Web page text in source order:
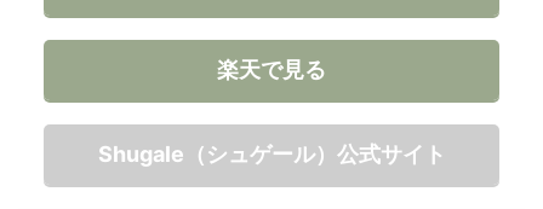
楽天で見る
Shugale（シュゲール）公式サイト